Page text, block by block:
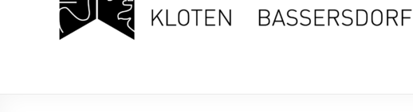
Kloten,
Bassersdorf,